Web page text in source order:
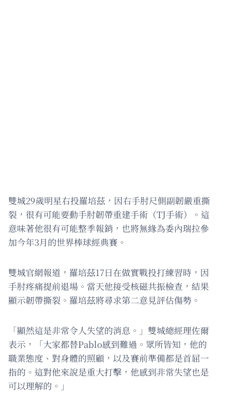
雙城29歲明星右投羅培茲，因右手肘尺側副韌嚴重撕
裂，很有可能要動手肘韌帶重建手術（TJ手術）。這
意味著他很有可能整季報銷，也將無緣為委內瑞拉參
加今年3月的世界棒球經典賽。
雙城官網報道，羅培茲17日在做實戰投打練習時，因
手肘疼痛提前退場。當天他接受核磁共振檢查，結果
顯示韌帶撕裂。羅培茲將尋求第二意見評估傷勢。
「顯然這是非常令人失望的消息。」雙城總經理佐爾
表示，「大家都替Pablo感到難過。眾所皆知，他的
職業態度、對身體的照顧，以及賽前準備都是首屈一
指的。這對他來說是重大打擊，他感到非常失望也是
可以理解的。」